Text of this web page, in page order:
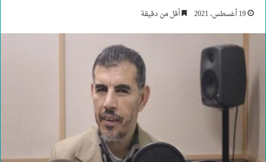
19 أغسطس، 2021 أقل من دقيقة